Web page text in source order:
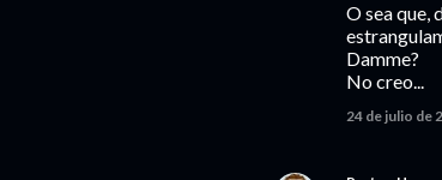
O sea que,
Damme?
No creo...
24 de julio de